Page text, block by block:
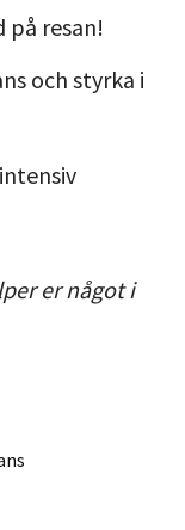
resan!
och styrka i
er något i